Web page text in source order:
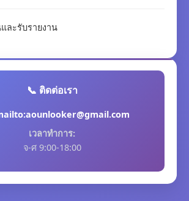
ละรับรายงาน
📞 ติดต่อเรา
เวลาทำการ:
จ-ศ 9:00-18:00